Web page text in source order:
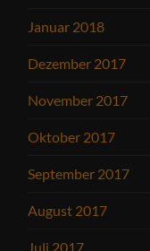
Januar 2018
Dezember 2017
November 2017
Oktober 2017
September 2017
August 2017
Juli 2017